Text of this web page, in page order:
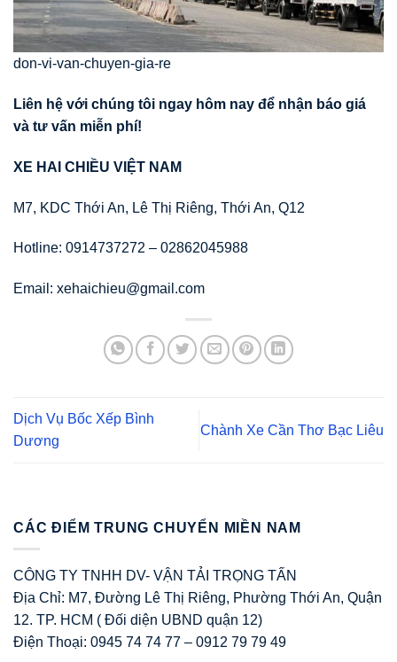
don-vi-van-chuyen-gia-re
Liên hệ với chúng tôi ngay hôm nay để nhận báo giá
và tư vấn miễn phí!
XE HAI CHIỀU VIỆT NAM
M7, KDC Thới An, Lê Thị Riêng, Thới An, Q12
Hotline: 0914737272 – 02862045988
Email: xehaichieu@gmail.com
Dịch Vụ Bốc Xếp Bình
Dương
Chành Xe Cần Thơ Bạc Liêu
CÁC ĐIỂM TRUNG CHUYỂN MIỀN NAM
CÔNG TY TNHH DV- VẬN TẢI TRỌNG TẤN
Địa Chỉ: M7, Đường Lê Thị Riêng, Phường Thới An, Quận
12. TP. HCM ( Đối diện UBND quận 12)
Điện Thoại: 0945 74 74 77 – 0912 79 79 49